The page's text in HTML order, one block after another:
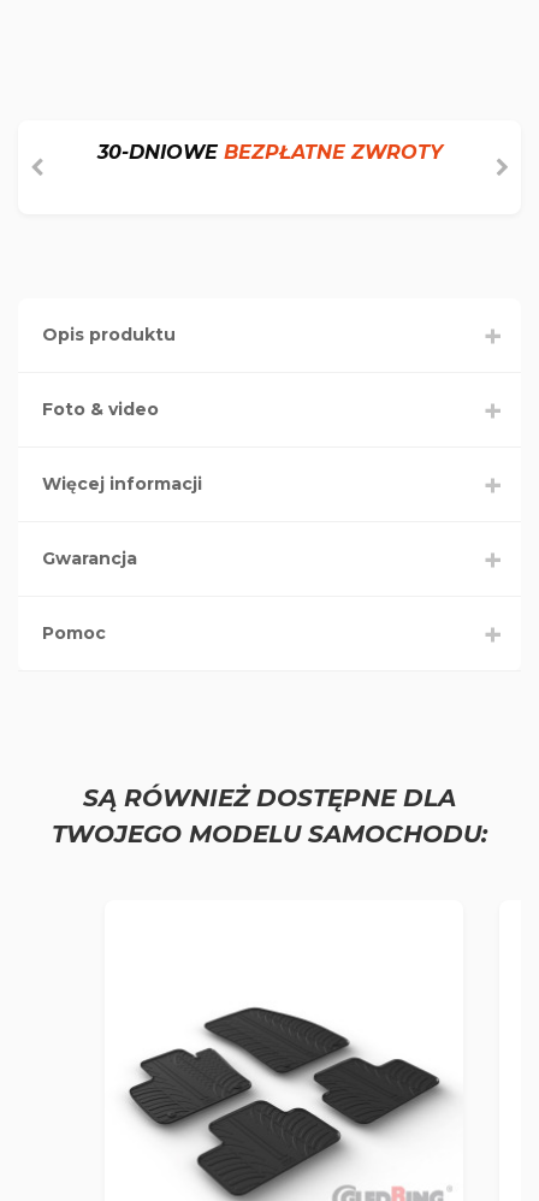
30-DNIOWE BEZPŁATNE ZWROTY
Opis produktu
Foto & video
Więcej informacji
Gwarancja
Pomoc
SĄ RÓWNIEŻ DOSTĘPNE DLA
TWOJEGO MODELU SAMOCHODU: